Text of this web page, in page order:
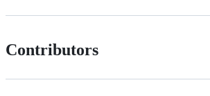
Contributors